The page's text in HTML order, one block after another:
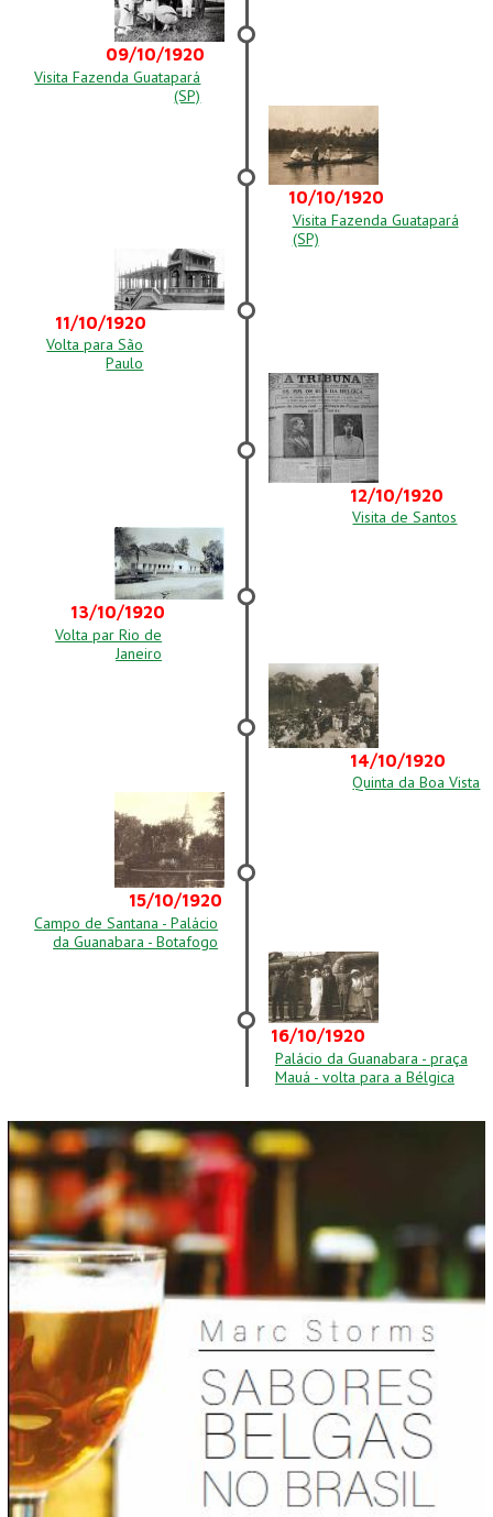
09/10/1920
Visita Fazenda Guatapará
(SP)
10/10/1920
Visita Fazenda Guatapará
(SP)
11/10/1920
Volta para São
Paulo
12/10/1920
Visita de Santos
13/10/1920
Volta par Rio de
Janeiro
14/10/1920
Quinta da Boa Vista
15/10/1920
Campo de Santana - Palácio
da Guanabara - Botafogo
16/10/1920
Palácio da Guanabara - praça
Mauá - volta para a Bélgica